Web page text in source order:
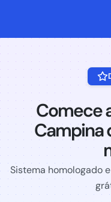
Comece
Campina
Sistema homologado